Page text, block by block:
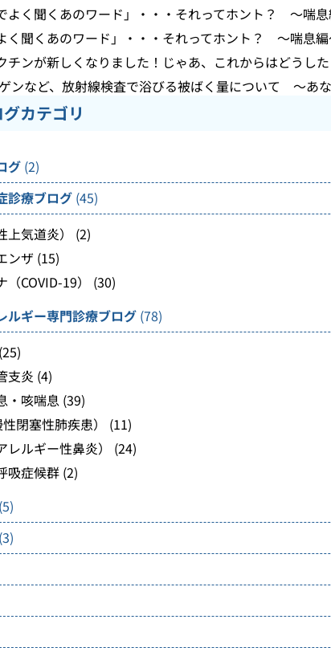
よく聞くあのワード」・・・それってホント？ ～喘
く聞くあのワード」・・・それってホント？ ～喘息
チンが新しくなりました！じゃあ、これからはどうした
ンなど、放射線検査で浴びる被ばく量について ～あ
カテゴリ
グ (2)
診療ブログ (45)
気道炎）
(2)
ンザ (15)
COVID-19）
(30)
ルギー専門診療ブログ (78)
(25)
支炎 (4)
・咳喘息 (39)
閉塞性肺疾患）
(11)
レルギー性鼻炎）
(24)
吸症候群 (2)
(5)
(3)